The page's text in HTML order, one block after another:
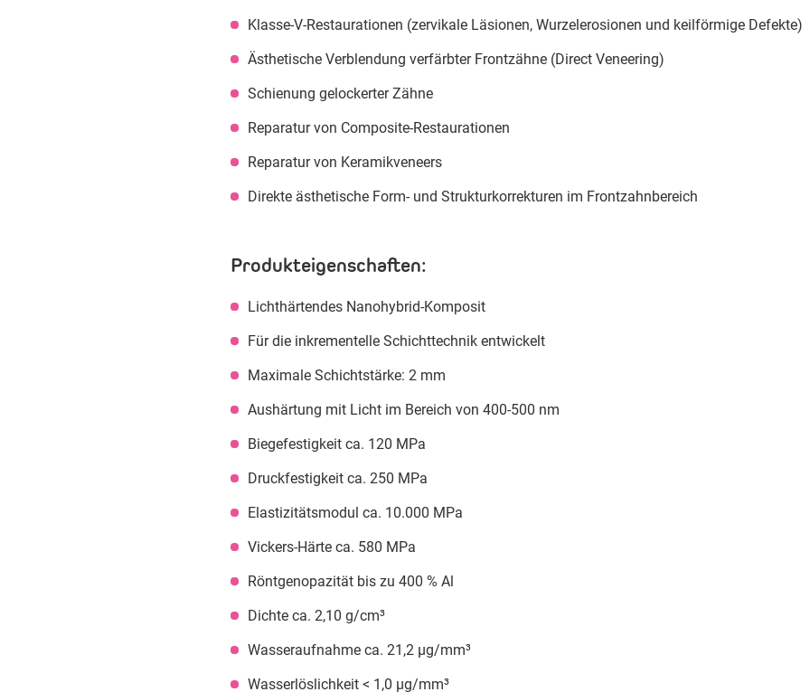
Klasse-V-Restaurationen (zervikale Läsionen, Wurzelerosionen und keilförmige Defekte)
Ästhetische Verblendung verfärbter Frontzähne (Direct Veneering)
Schienung gelockerter Zähne
Reparatur von Composite-Restaurationen
Reparatur von Keramikveneers
Direkte ästhetische Form- und Strukturkorrekturen im Frontzahnbereich
Produkteigenschaften:
Lichthärtendes Nanohybrid-Komposit
Für die inkrementelle Schichttechnik entwickelt
Maximale Schichtstärke: 2 mm
Aushärtung mit Licht im Bereich von 400-500 nm
Biegefestigkeit ca. 120 MPa
Druckfestigkeit ca. 250 MPa
Elastizitätsmodul ca. 10.000 MPa
Vickers-Härte ca. 580 MPa
Röntgenopazität bis zu 400 % Al
Dichte ca. 2,10 g/cm³
Wasseraufnahme ca. 21,2 µg/mm³
Wasserlöslichkeit < 1,0 µg/mm³